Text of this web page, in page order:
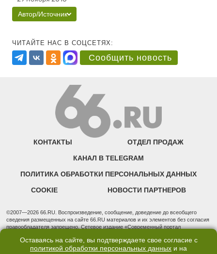
Автор/Источник
ЧИТАЙТЕ НАС В СОЦСЕТЯХ:
Сообщить новость
КОНТАКТЫ ОТДЕЛ ПРОДАЖ
КАНАЛ В TELEGRAM
ПОЛИТИКА ОБРАБОТКИ ПЕРСОНАЛЬНЫХ ДАННЫХ
COOKIE НОВОСТИ ПАРТНЕРОВ
©2007—2026 66.RU. Воспроизведение, сообщение, доведение до всеобщего
сведения размещенных на сайте 66.RU материалов и их элементов без согласия
правообладателя запрещено. Сетевое издание «Современный портал
надзору в сфере связи, информационных технологий и массовых коммуникаций
(Роскомнадзор). Регистрационный номер ЭЛ № ФС 77 - 76634 от 02.09.2019
Оставаясь на сайте, вы подтверждаете свое согласие с
политикой обработки персональных данных и на